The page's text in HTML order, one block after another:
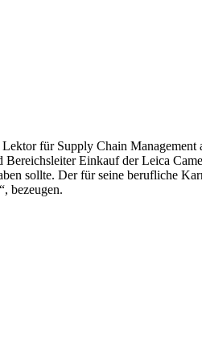
für Supply Chain
Einkauf der Leica
sollte. Der für seine berufliche
bezeugen.